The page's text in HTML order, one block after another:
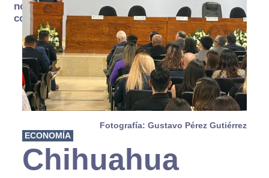
no se
consume
Fotografía: Gustavo Pérez Gutiérrez
ECONOMÍA
Chihuahua